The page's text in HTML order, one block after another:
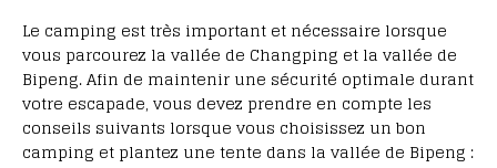
Le camping est très important et nécessaire lorsque
vous parcourez la vallée de Changping et la vallée de
Bipeng. Afin de maintenir une sécurité optimale durant
votre escapade, vous devez prendre en compte les
conseils suivants lorsque vous choisissez un bon
camping et plantez une tente dans la vallée de Bipeng :